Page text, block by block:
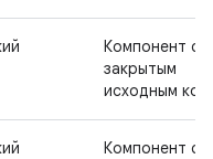
Компонент с
закрытым
исходным
Компонент с